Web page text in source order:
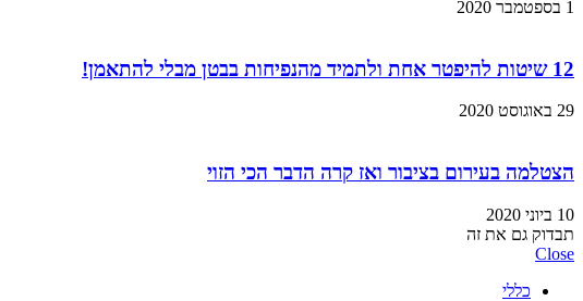
1 בספטמבר 2020
12 שיטות להיפטר אחת ולתמיד מהנפיחות בבטן מבלי להתאמן!
29 באוגוסט 2020
הצטלמה בעירום בציבור ואז קרה הדבר הכי הזוי
10 ביוני 2020
תבדוק גם את זה
Close
כללי